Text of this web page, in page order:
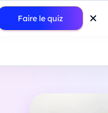
Faire le quiz
de A à Z-Mardi